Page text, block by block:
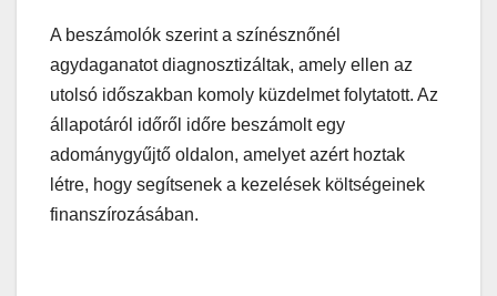
A beszámolók szerint a színésznőnél
agydaganatot diagnosztizáltak, amely ellen az
utolsó időszakban komoly küzdelmet folytatott. Az
állapotáról időről időre beszámolt egy
adománygyűjtő oldalon, amelyet azért hoztak
létre, hogy segítsenek a kezelések költségeinek
finanszírozásában.